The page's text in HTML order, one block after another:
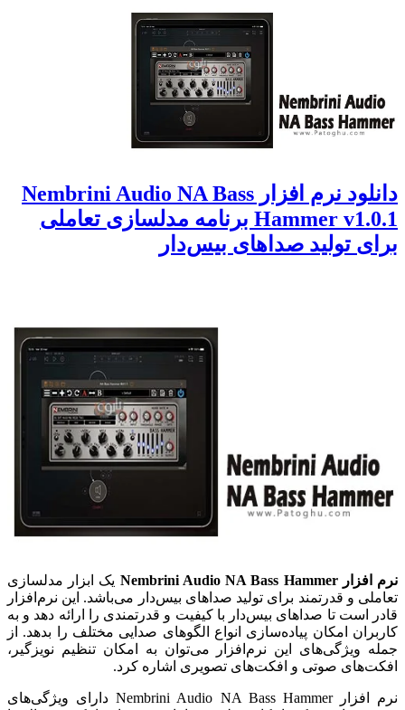
دانلود نرم افزار Nembrini Audio NA Bass
Hammer v1.0.1 برنامه مدلسازی تعاملی
برای تولید صداهای بیس‌دار
نرم افزار Nembrini Audio NA Bass Hammer
یک ابزار مدلسازی
تعاملی و قدرتمند برای تولید صداهای بیس‌دار می‌باشد. این نرم‌افزار
قادر است تا صداهای بیس‌دار با کیفیت و قدرتمندی را ارائه دهد و به
کاربران امکان پیاده‌سازی انواع الگوهای صدایی مختلف را بدهد. از
جمله ویژگی‌های این نرم‌افزار می‌توان به امکان تنظیم نویزگیر،
افکت‌های صوتی و افکت‌های تصویری اشاره کرد.
نرم افزار Nembrini Audio NA Bass Hammer دارای ویژگی‌های